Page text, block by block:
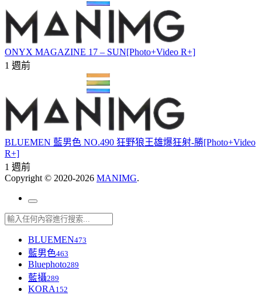
ONYX MAGAZINE 17 – SUN[Photo+Video R+]
1 週前
BLUEMEN 藍男色 NO.490 狂野狼王雄爆狂射-勝[Photo+Video
R+]
1 週前
Copyright © 2020-2026 MANIMG.
BLUEMEN473
藍男色463
Bluephoto289
藍攝289
KORA 152